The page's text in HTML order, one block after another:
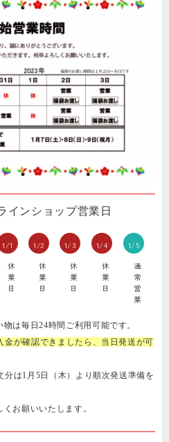
ンショップ営業日
1/1 1/2 1/3 1/4
1/5
休
業
日
休
業
日
休
業
日
休
業
日
通
常
営
業
は毎日24時間ご利用可能です。
金が確認できましたら、当日発送が可
分は1月5日（木）より順次発送準備を
お願いいたします。